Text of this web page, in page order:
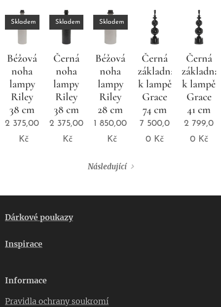
Béžová
noha
lampy
Riley
38 cm
Skladem
2 375,00
Kč
Černá
noha
lampy
Riley
38 cm
Skladem
2 375,00
Kč
Béžová
noha
lampy
Riley
28 cm
Skladem
1 850,00
Kč
Černá
základna
k lampě
Grace
74 cm
7 500,0
0 Kč
Černá
základna
k lampě
Grace
41 cm
2 799,0
0Kč
Následující
Dárkové poukazy
Inspirace
Informace
Pravidla ochrany soukromí